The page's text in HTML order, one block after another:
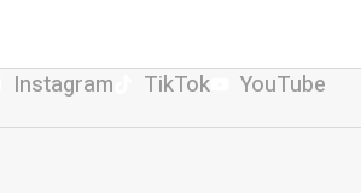
Instagram TikTok YouTube